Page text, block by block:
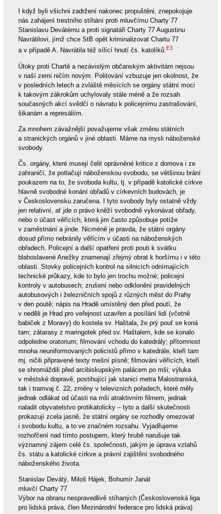
I když byli všichni zadržení nakonec propuštěni, znepokojuje
nás zahájení trestního stíhání proti mluvčímu Charty 77
Stanislavu Devátému a proti signatáři Charty 77 Augustinu
Navrátilovi, jímž chce StB opět kriminalizovat Chartu 77
a v případě A. Navrátila též sílící hnutí čs. katolíků. E3
Útoky proti Chartě a nezávislým občanským aktivitám nejsou
v naší zemi ničím novým. Politování vzbuzuje jen okolnost, že
v posledních letech a zvláště měsících se orgány státní moci
k takovým zákrokům uchylovaly stále méně a že rozsah
současných akcí svědčí o návratu k policejnímu zastrašování,
šikanám a represáliím.
Za mnohem závažnější považujeme však změnu státních
a stranických orgánů v jiné oblasti. Máme na mysli náboženské
svobody.
Čs. orgány, které musejí čelit oprávněné kritice z domova i ze
zahraničí, že potlačují náboženskou svobodu, se většinou brání
poukazem na to, že svoboda kultu, tj. v případě katolické církve
hlavně svobodné konání obřadů v církevních budovách, je
v Československu zaručena. I tyto svobody byly ostatně vždy
jen relativní, ať jde o právo kněží svobodně vykonávat obřady,
nebo o účast věřících, která jim často způsobuje potíže
v zaměstnání a jinde. Nicméně je pravda, že státní orgány
dosud přímo nebránily věřícím v účasti na náboženských
obřadech. Policejní a další opatření proti pouti k svátku
blahoslavené Anežky znamenají zřejmý obrat k horšímu i v této
oblasti. Stovky policejních kontrol na silnicích odnímajících
technické průkazy, kde to bylo jen trochu možné; policejní
kontroly v autobusech; zrušení nebo odklonění pravidelných
autobusových i železničních spojů z různých měst do Prahy
v den poutě; nápis na Hradě umístěný den před poutí, že
v neděli je Hrad pro veřejnost uzavřen a posílání lidí (včetně
babiček z Moravy) do kostela sv. Haštala, že prý pouť se koná
tam; zátarasy z maringotek před sv. Haštalem, kde se konalo
odpoledne oratorium; filmování vchodu do katedrály; přítomnost
mnoha neuniformovaných policistů přímo v katedrále, kteří tam
mj. ničili připravené texty mešní písně; filmování věřících, kteří
se shromáždili před arcibiskupským palácem po mši; výluka
v městské dopravě, postihující jak stanici metra Malostranská,
tak i tramvaj č. 22; změny v televizních pořadech, které měly
jednak odlákat od účasti na mši atraktivním filmem, jednak
naladit obyvatelstvo protikatolicky – tyto a další skutečnosti
prokazují zcela jasně, že státní orgány se rozhodly omezovat
i svobodu kultu, a to ve značném rozsahu. Vyjadřujeme
rozhořčení nad tímto postupem, který hrubě narušuje tak
významný zájem celé čs. společnosti, jakým je úprava vztahů
čs. státu a katolické církve a právní zajištění svobodného
náboženského života.
Stanislav Devátý, Miloš Hájek, Bohumír Janát
mluvčí Charty 77
Výbor na obranu nespravedlivě stíhaných (Československá liga
pro lidská práva, člen Mezinárodní federace pro lidská práva)